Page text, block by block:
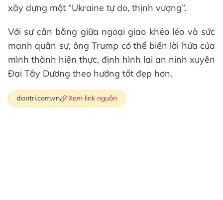
xây dựng một “Ukraine tự do, thịnh vượng”.
Với sự cân bằng giữa ngoại giao khéo léo và sức
mạnh quân sự, ông Trump có thể biến lời hứa của
mình thành hiện thực, định hình lại an ninh xuyên
Đại Tây Dương theo hướng tốt đẹp hơn.
dantri.com.vn Xem link nguồn